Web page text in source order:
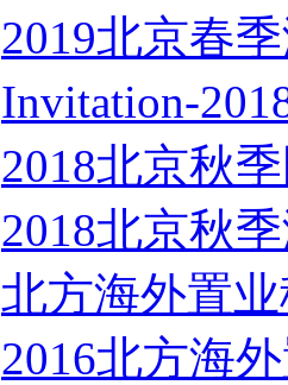
2019北京春
Invitation-
2018北京秋
2018北京秋
北方海外置
2016北方海